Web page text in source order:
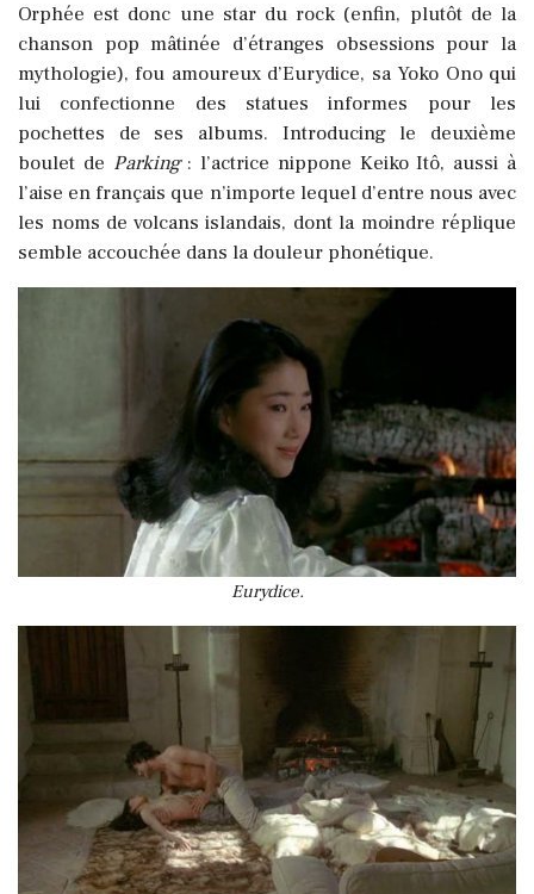
Orphée est donc une star du rock (enfin, plutôt de la
chanson pop mâtinée d’étranges obsessions pour la
mythologie), fou amoureux d’Eurydice, sa Yoko Ono qui
lui confectionne des statues informes pour les
pochettes de ses albums. Introducing le deuxième
boulet de Parking: l’actrice nippone Keiko Itô, aussi à
l’aise en français que n’importe lequel d’entre nous avec
les noms de volcans islandais, dont la moindre réplique
semble accouchée dans la douleur phonétique.
Eurydice.